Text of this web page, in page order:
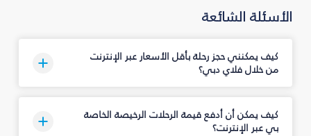
الأسئلة الشائعة
كيف يمكنني حجز رحلة بأقل الأسعار عبر الإنترنت
من خلال فلاي دبي؟
كيف يمكن أن أدفع قيمة الرحلات الرخيصة الخاصة
بي عبر الإنترنت؟